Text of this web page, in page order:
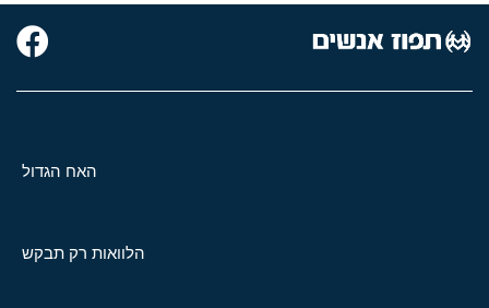
האח הגדול
הלוואות רק תבקש